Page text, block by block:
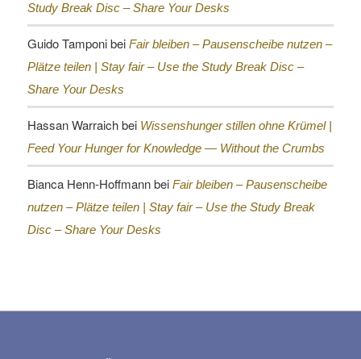
Study Break Disc – Share Your Desks
Guido Tamponibei Fair bleiben – Pausenscheibe nutzen –
Plätze teilen | Stay fair – Use the Study Break Disc –
Share Your Desks
Hassan Warraichbei Wissenshunger stillen ohne Krümel |
Feed Your Hunger for Knowledge — Without the Crumbs
Bianca Henn-Hoffmannbei Fair bleiben – Pausenscheibe
nutzen – Plätze teilen | Stay fair – Use the Study Break
Disc – Share Your Desks